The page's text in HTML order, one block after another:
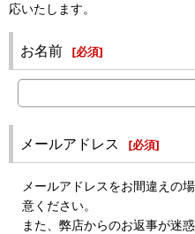
応いたします。
お名前 [必須]
メールアドレス [必須]
メールアドレスをお間違えの
意ください。
また、弊店からのお返事が迷